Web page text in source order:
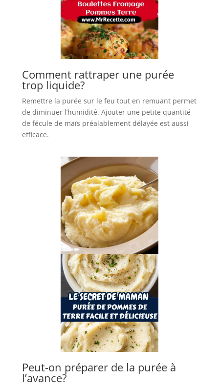
Comment rattraper une purée
trop liquide?
Remettre la purée sur le feu tout en remuant permet
de diminuer l’humidité. Ajouter une petite quantité
de fécule de maïs préalablement délayée est aussi
efficace.
Peut-on préparer de la purée à
l’avance?